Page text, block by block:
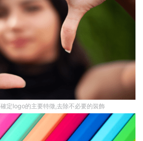
確定logo的主要特徵,去除不必要的裝飾